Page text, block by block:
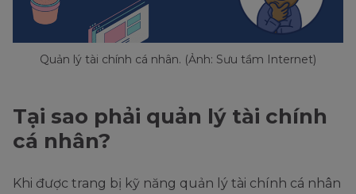
Quản lý tài chính cá nhân. (Ảnh: Sưu tầm Internet)
Tại sao phải quản lý tài chính
cá nhân?
Khi được trang bị kỹ năng quản lý tài chính cá nhân